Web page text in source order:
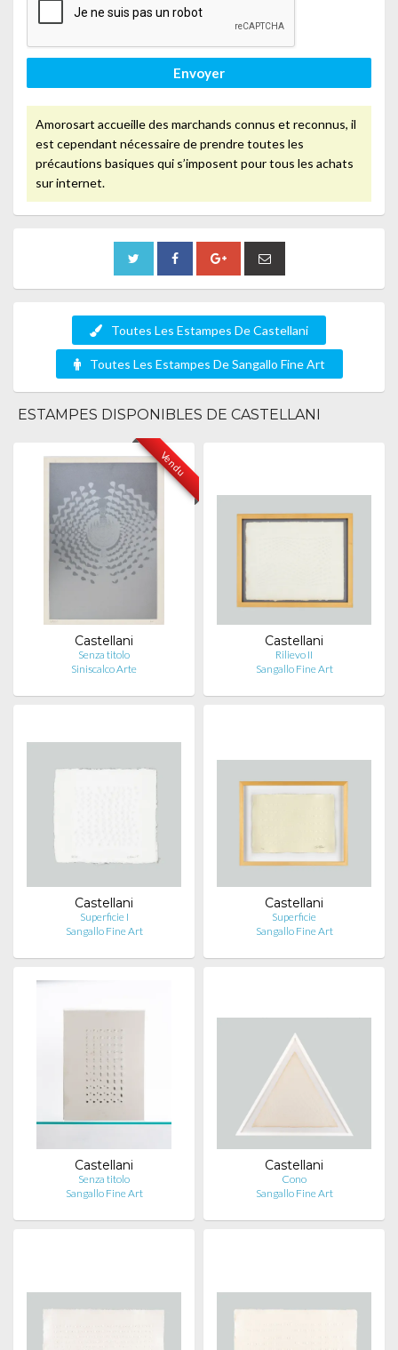
Envoyer
Amorosart accueille des marchands connus et reconnus, il
est cependant nécessaire de prendre toutes les
précautions basiques qui s’imposent pour tous les achats
sur internet.
Toutes Les Estampes De Castellani
Toutes Les Estampes De Sangallo Fine Art
ESTAMPES DISPONIBLES DE CASTELLANI
Vendu
Castellani
Senza titolo
Siniscalco Arte
Castellani
Rilievo II
Sangallo Fine Art
Castellani
Superficie I
Sangallo Fine Art
Castellani
Superficie
Sangallo Fine Art
Castellani
Senza titolo
Sangallo Fine Art
Castellani
Cono
Sangallo Fine Art